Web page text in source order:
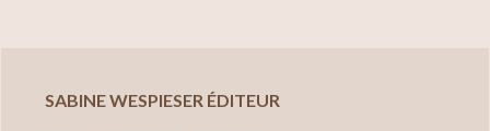
SABINE WESPIESER ÉDITEUR